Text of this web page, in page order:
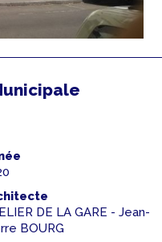
DE LA GARE - Jean-
BOURG